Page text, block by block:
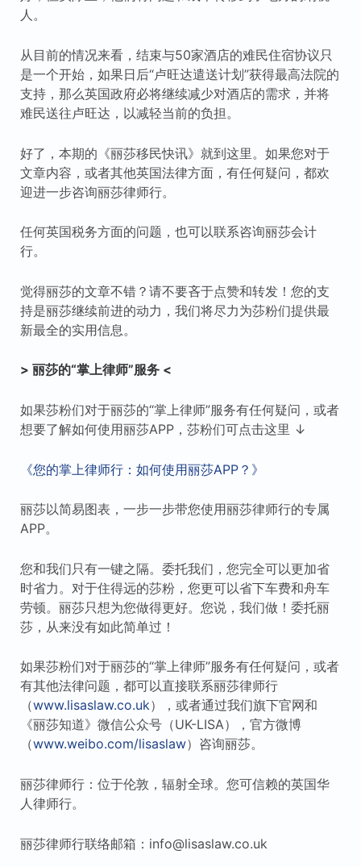
人。
从目前的情况来看，结束与50家酒店的难民住宿协议只
是一个开始，如果日后“卢旺达遣送计划”获得最高法院的
支持，那么英国政府必将继续减少对酒店的需求，并将
难民送往卢旺达，以减轻当前的负担。
好了，本期的《丽莎移民快讯》就到这里。如果您对于
文章内容，或者其他英国法律方面，有任何疑问，都欢
迎进一步咨询丽莎律师行。
任何英国税务方面的问题，也可以联系咨询丽莎会计
行。
觉得丽莎的文章不错？请不要吝于点赞和转发！您的支
持是丽莎继续前进的动力，我们将尽力为莎粉们提供最
新最全的实用信息。
> 丽莎的“掌上律师”服务 <
如果莎粉们对于丽莎的“掌上律师”服务有任何疑问，或者
想要了解如何使用丽莎APP，莎粉们可点击这里 ↓
《您的掌上律师行：如何使用丽莎APP？》
丽莎以简易图表，一步一步带您使用丽莎律师行的专属
APP。
您和我们只有一键之隔。委托我们，您完全可以更加省
时省力。对于住得远的莎粉，您更可以省下车费和舟车
劳顿。丽莎只想为您做得更好。您说，我们做！委托丽
莎，从来没有如此简单过！
如果莎粉们对于丽莎的“掌上律师”服务有任何疑问，或者
有其他法律问题，都可以直接联系丽莎律师行
（www.lisaslaw.co.uk），或者通过我们旗下官网和
《丽莎知道》微信公众号（UK-LISA），官方微博
（www.weibo.com/lisaslaw）咨询丽莎。
丽莎律师行：位于伦敦，辐射全球。您可信赖的英国华
人律师行。
丽莎律师行联络邮箱：info@lisaslaw.co.uk